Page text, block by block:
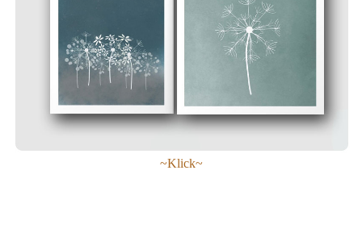
~Klick~